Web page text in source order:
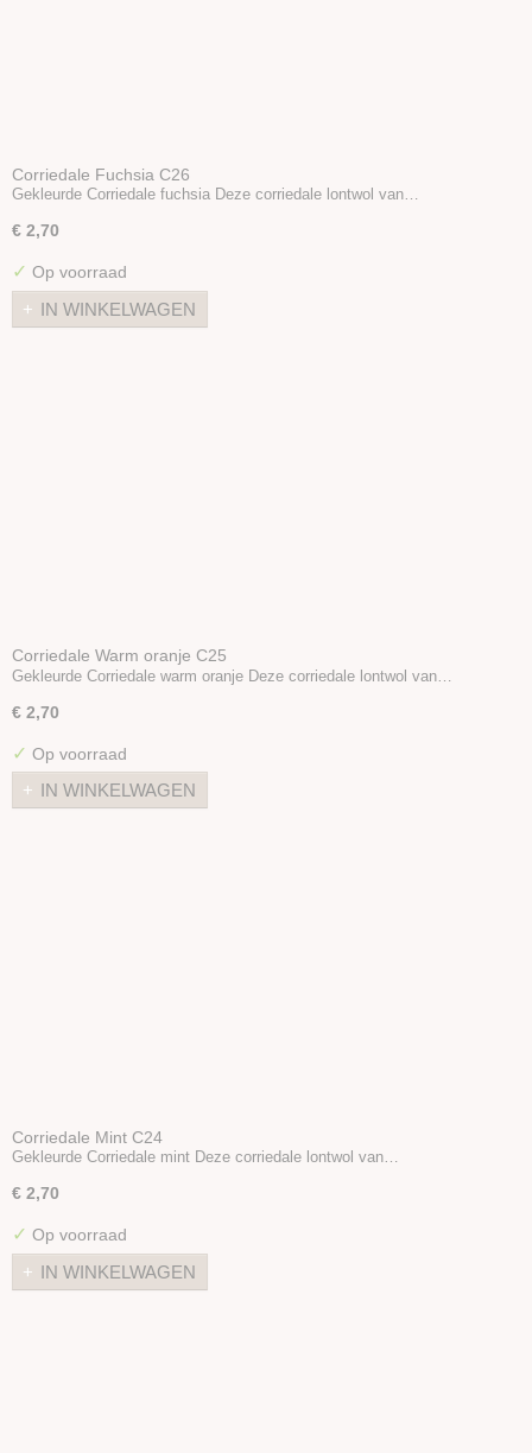
Corriedale Fuchsia C26
Gekleurde Corriedale fuchsia Deze corriedale lontwol van…
€ 2,70
✓ Op voorraad
IN WINKELWAGEN
Corriedale Warm oranje C25
Gekleurde Corriedale warm oranje Deze corriedale lontwol van…
€ 2,70
✓ Op voorraad
IN WINKELWAGEN
Corriedale Mint C24
Gekleurde Corriedale mint Deze corriedale lontwol van…
€ 2,70
✓ Op voorraad
IN WINKELWAGEN